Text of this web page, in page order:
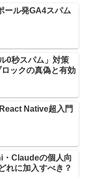
ール発GA4スパム
0秒スパム」対策
ロックの真偽と有効
Native超入門
Claudeの個人向
れに加入すべき？